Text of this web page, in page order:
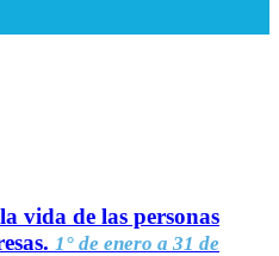
vida de las personas
1° de enero a 31 de